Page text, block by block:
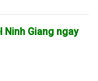
Ninh Giang ngay